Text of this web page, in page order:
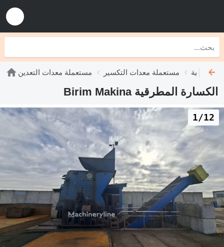
مستعملة معدات التعدين مستعملة معدات التكسير المطرقية
الكسارة المطرقية Birim Makina
1/12